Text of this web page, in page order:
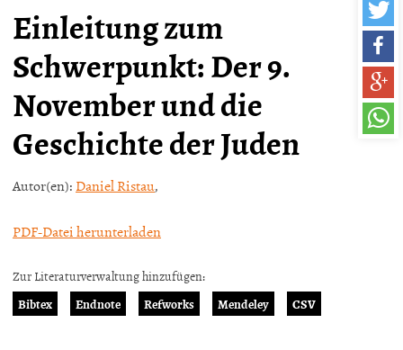
Einleitung zum
Schwerpunkt: Der 9.
November und die
Geschichte der Juden
Autor(en): Daniel Ristau,
PDF-Datei herunterladen
Zur Literaturverwaltung hinzufügen:
Bibtex
Endnote Refworks Mendeley CSV